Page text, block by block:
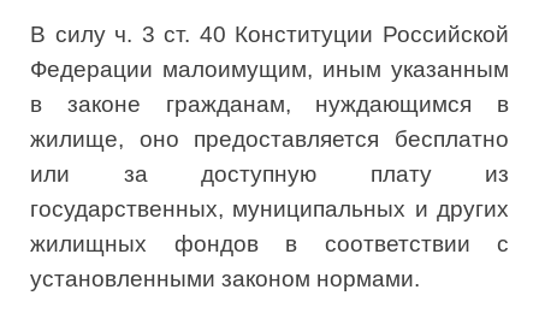
В силу ч. 3 ст. 40 Конституции Российской
Федерации малоимущим, иным указанным
в законе гражданам, нуждающимся в
жилище, оно предоставляется бесплатно
или за доступную плату из
государственных, муниципальных и других
жилищных фондов в соответствии с
установленными законом нормами.